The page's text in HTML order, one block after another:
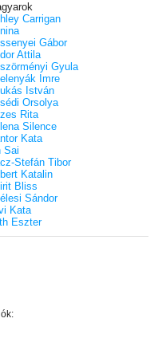
Carrigan
Gábor
Attila
Gyula
Imre
István
Orsolya
Rita
Silence
Kata
Sai
Stefán Tibor
Katalin
Bliss
Sándor
Kata
Eszter